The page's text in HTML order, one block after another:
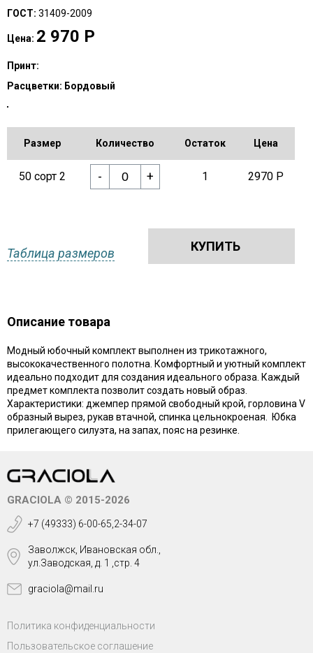
ГОСТ: 31409-2009
Цена: 2 970 Р
Принт:
Расцветки: Бордовый
Размер Количество Остаток Цена
50 сорт 2 +
- 1 2970 Р
Таблица размеров КУПИТЬ
Описание товара
Модный юбочный комплект выполнен из трикотажного,
высококачественного полотна. Комфортный и уютный комплект
идеально подходит для создания идеального образа. Каждый
предмет комплекта позволит создать новый образ.
Характеристики: джемпер прямой свободный крой, горловина V
образный вырез, рукав втачной, спинка цельнокроеная. Юбка
прилегающего силуэта, на запах, пояс на резинке.
GRACIOLA © 2015-2026
+7 (49333) 6-00-65,2-34-07
Заволжск, Ивановская обл.,
ул.Заводская, д. 1 ,стр. 4
graciola@mail.ru
Политика конфиденциальности
Пользовательское соглашение